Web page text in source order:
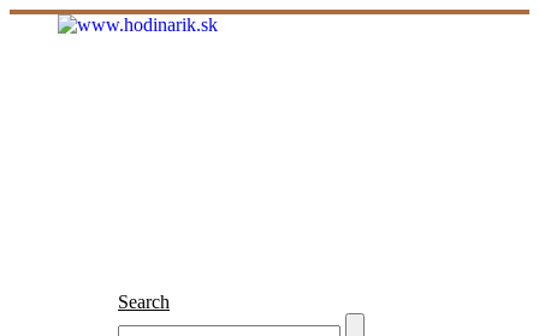
Search